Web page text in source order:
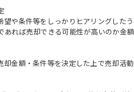
や条件等をしっかりヒアリングしたう
れば売却できる可能性が高いのか金額
金額・条件等を決定した上で売却活動